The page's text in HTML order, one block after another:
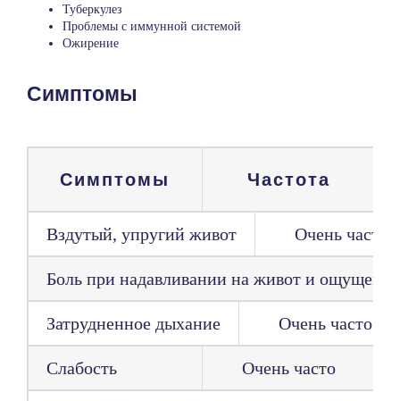
Туберкулез
Проблемы с иммунной системой
Ожирение
Симптомы
Симптомы Частота
Вздутый, упругий живот Очень часто
Боль при надавливании на живот и
Затрудненное дыхание Очень часто
Слабость Очень часто